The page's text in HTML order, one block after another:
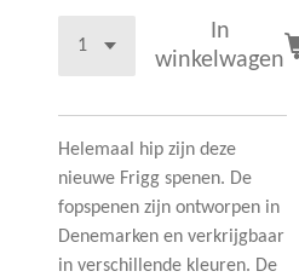
In
winkelwagen
Helemaal hip zijn deze
nieuwe Frigg spenen. De
fopspenen zijn ontworpen in
Denemarken en verkrijgbaar
in verschillende kleuren. De